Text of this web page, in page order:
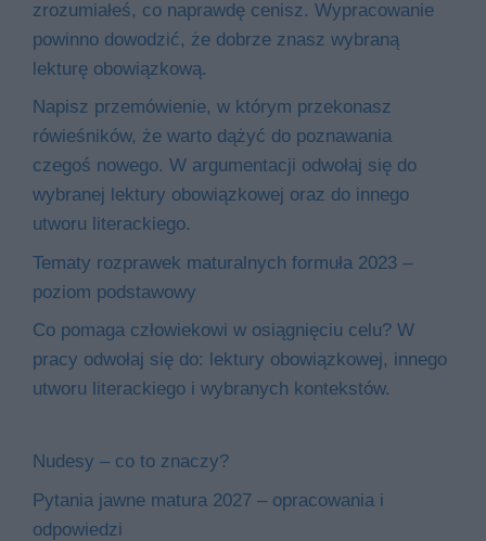
zrozumiałeś, co naprawdę cenisz. Wypracowanie
powinno dowodzić, że dobrze znasz wybraną
lekturę obowiązkową.
Napisz przemówienie, w którym przekonasz
rówieśników, że warto dążyć do poznawania
czegoś nowego. W argumentacji odwołaj się do
wybranej lektury obowiązkowej oraz do innego
utworu literackiego.
Tematy rozprawek maturalnych formuła 2023 –
poziom podstawowy
Co pomaga człowiekowi w osiągnięciu celu? W
pracy odwołaj się do: lektury obowiązkowej, innego
utworu literackiego i wybranych kontekstów.
Nudesy – co to znaczy?
Pytania jawne matura 2027 – opracowania i
odpowiedzi